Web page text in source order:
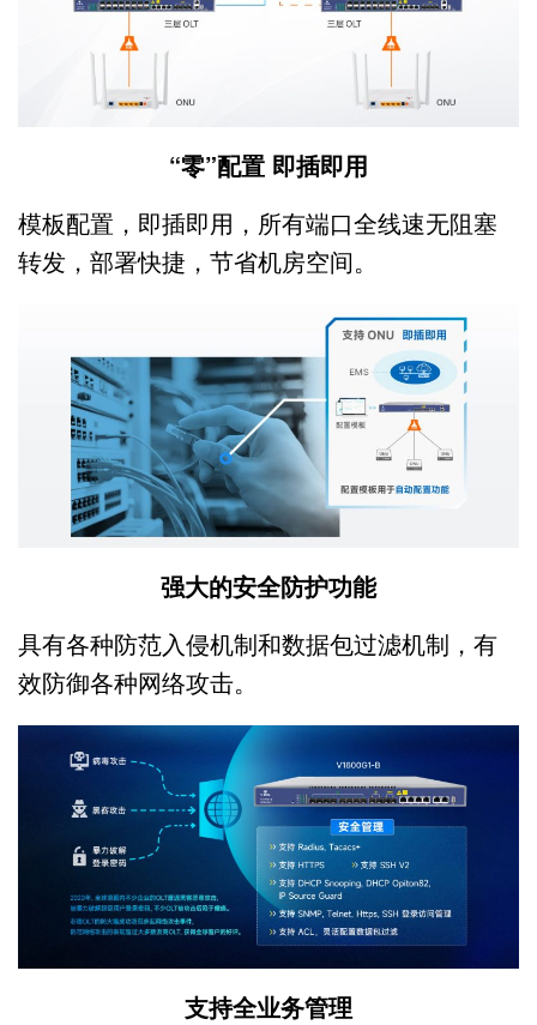
“零”配置 即插即用
模板配置，即插即用，所有端口全线速无阻塞
转发，部署快捷，节省机房空间。
强大的安全防护功能
具有各种防范入侵机制和数据包过滤机制，有
效防御各种网络攻击。
支持全业务管理